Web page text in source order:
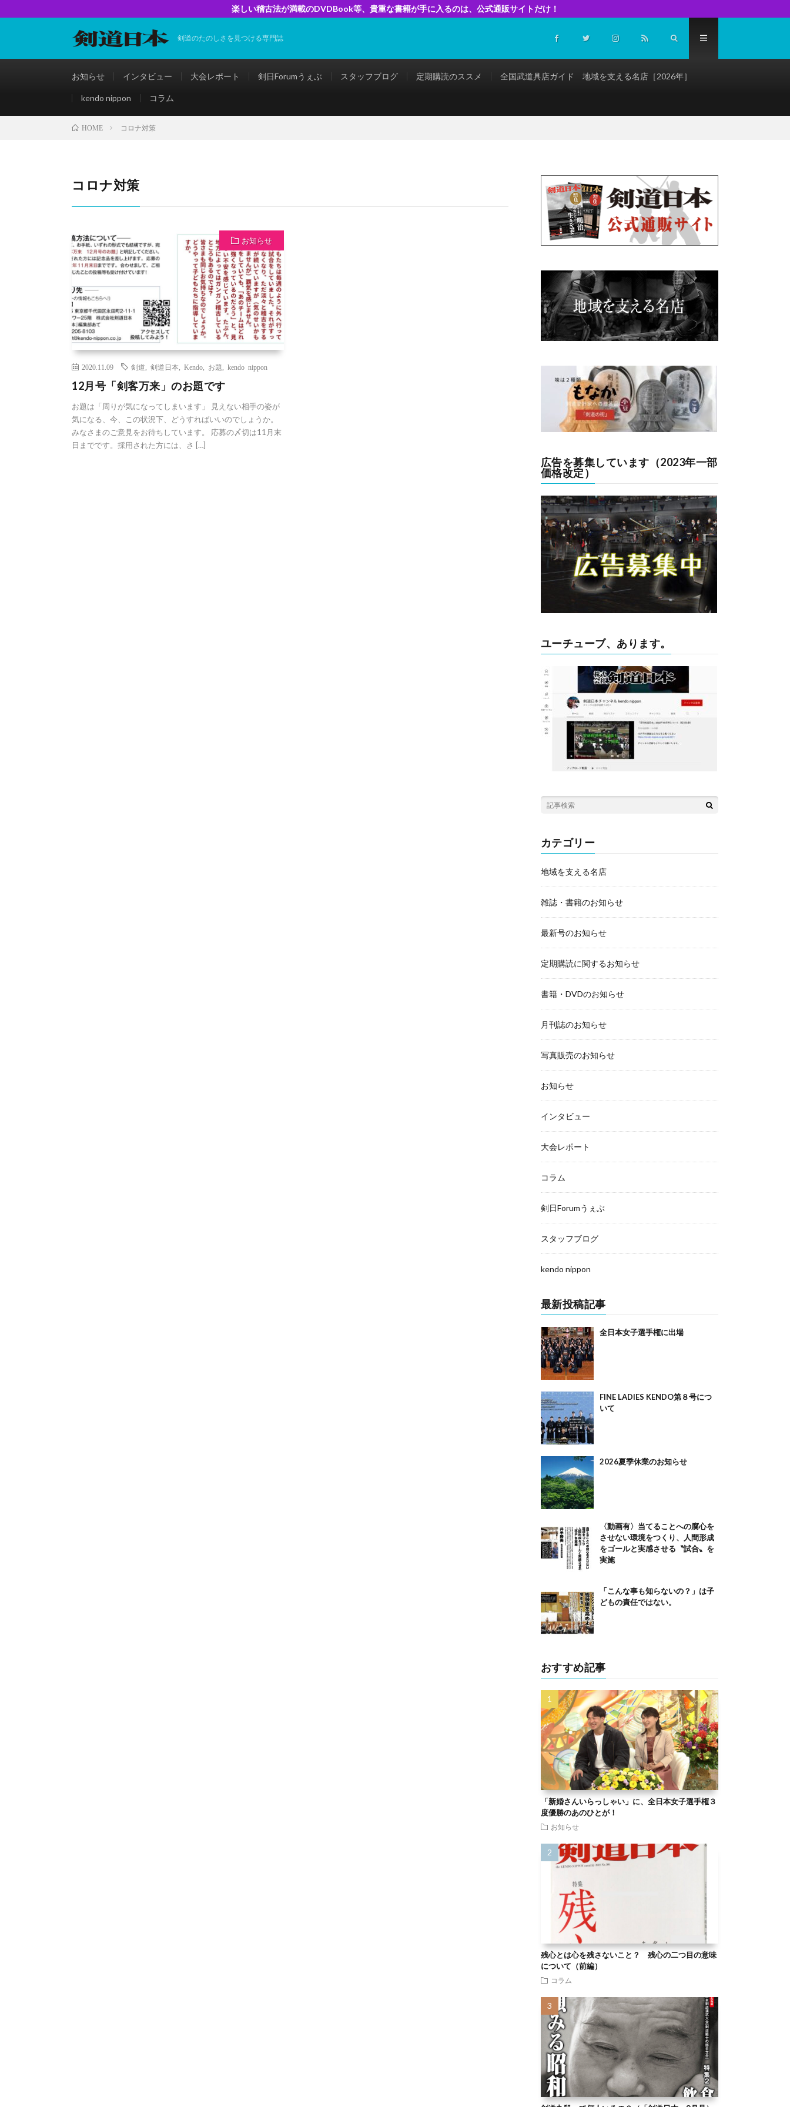
楽しい稽古法が満載のDVDBook等、貴重な書籍が手に入るのは、公式通販サイトだけ！
剣道のたのしさを見つける専門誌
お知らせ インタビュー 大会レポート 剣日Forumうぇぶ スタッフブログ 定期購読のススメ 全国武道具店ガイド 地域を支える名店［2026年］
kendo nippon コラム
HOME コロナ対策
コロナ対策
お知らせ
2020.11.09 剣道 剣道日本 Kendo お題 kendo nippon
12月号「剣客万来」のお題です
お題は「周りが気になってしまいます」 見えない相手の姿が
気になる、今、この状況下、どうすればいいのでしょうか。
みなさまのご意見をお待ちしています。 応募の〆切は11月末
日までです。採用された方には、さ […]
広告を募集しています（2023年一部
価格改定）
ユーチューブ、あります。
カテゴリー
地域を支える名店
雑誌・書籍のお知らせ
最新号のお知らせ
定期購読に関するお知らせ
書籍・DVDのお知らせ
月刊誌のお知らせ
写真販売のお知らせ
お知らせ
インタビュー
大会レポート
コラム
剣日Forumうぇぶ
スタッフブログ
kendo nippon
最新投稿記事
全日本女子選手権に出場
FINE LADIES KENDO第８号につ
いて
2026夏季休業のお知らせ
〈動画有〉当てることへの腐心を
させない環境をつくり、人間形成
をゴールと実感させる〝試合〟を
実施
「こんな事も知らないの？」は子
どもの責任ではない。
おすすめ記事
「新婚さんいらっしゃい」に、全日本女子選手権３
度優勝のあのひとが！
お知らせ
残心とは心を残さないこと？ 残心の二つ目の意味
について（前編）
コラム